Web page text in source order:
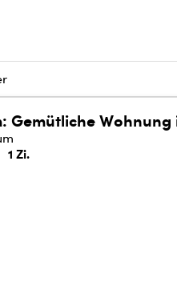
Gemütliche Wohnung
1 Zi.